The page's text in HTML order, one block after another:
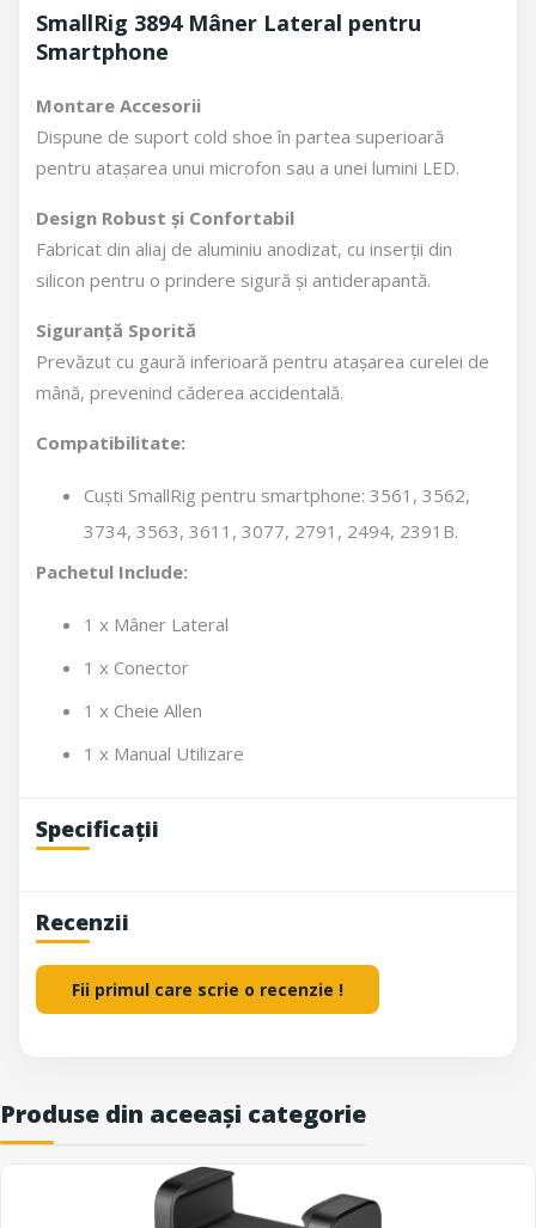
SmallRig 3894 Mâner Lateral pentru
Smartphone
Montare Accesorii
Dispune de suport cold shoe în partea superioară
pentru atașarea unui microfon sau a unei lumini LED.
Design Robust și Confortabil
Fabricat din aliaj de aluminiu anodizat, cu inserții din
silicon pentru o prindere sigură și antiderapantă.
Siguranță Sporită
Prevăzut cu gaură inferioară pentru atașarea curelei de
mână, prevenind căderea accidentală.
Compatibilitate:
Cuști SmallRig pentru smartphone: 3561, 3562,
3734, 3563, 3611, 3077, 2791, 2494, 2391B.
Pachetul Include:
1 x Mâner Lateral
1 x Conector
1 x Cheie Allen
1 x Manual Utilizare
Specificații
Recenzii
Fii primul care scrie o recenzie !
Produse din aceeași categorie